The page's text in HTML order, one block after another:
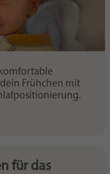
Frühchen mit
für das